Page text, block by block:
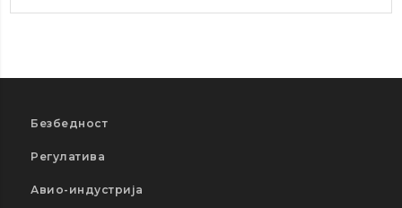
Безбедност
Регулатива
Авио-индустрија